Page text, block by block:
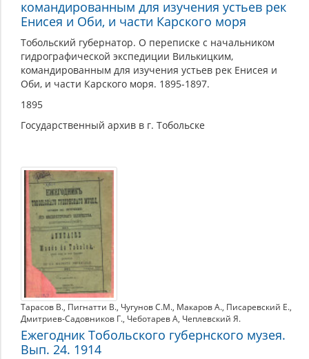
командированным для изучения устьев рек
Енисея и Оби, и части Карского моря
Тобольский губернатор. О переписке с начальником
гидрографической экспедиции Вилькицким,
командированным для изучения устьев рек Енисея и
Оби, и части Карского моря. 1895-1897.
1895
Государственный архив в г. Тобольске
Тарасов В., Пигнатти В., Чугунов С.М., Макаров А., Писаревский Е.,
Дмитриев-Садовников Г., Чеботарев А, Чеплевский Я.
Ежегодник Тобольского губернского музея.
Вып. 24. 1914